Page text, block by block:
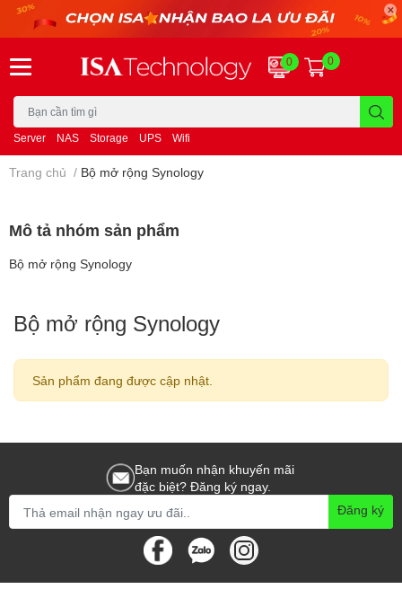
Server NAS Storage UPS Wifi
0 0
Trang chủ / Bộ mở rộng Synology
Mô tả nhóm sản phẩm
Bộ mở rộng Synology
Bộ mở rộng Synology
Sản phẩm đang được cập nhật.
Bạn muốn nhận khuyến mãi
đặc biệt? Đăng ký ngay.
Đăng ký